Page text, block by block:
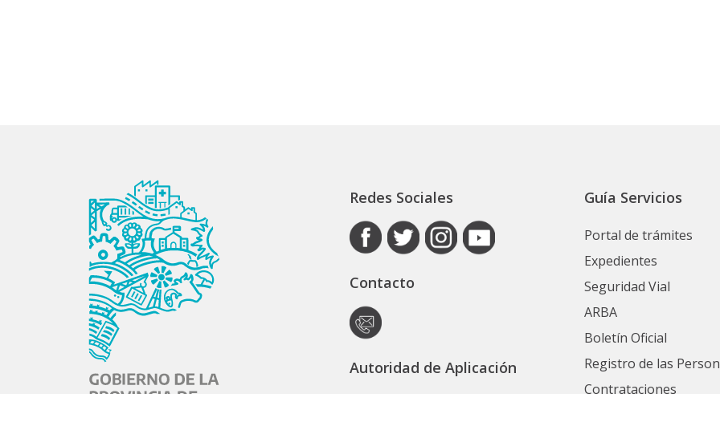
Redes Sociales
Contacto
Autoridad de Aplicación
Guía Servicios
Portal de trámites
Expedientes
Seguridad Vial
ARBA
Boletín Oficial
Registro de las
Contrataciones